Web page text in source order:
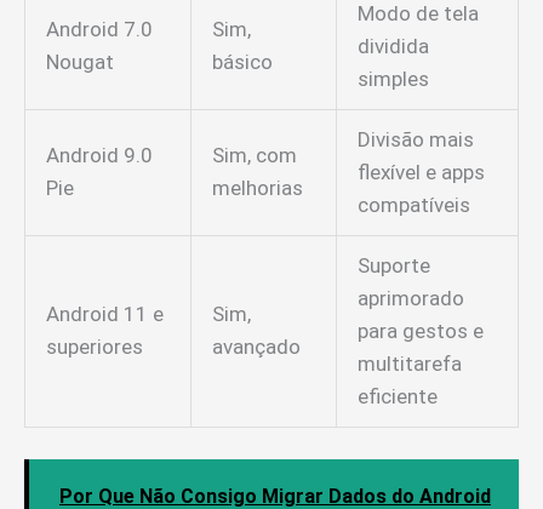
Android 7.0
Nougat
Sim,
básico
Modo de tela
dividida
simples
Android 9.0
Pie
Sim, com
melhorias
Divisão mais
flexível e apps
compatíveis
Android 11 e
superiores
Sim,
avançado
Suporte
aprimorado
para gestos e
multitarefa
eficiente
Por Que Não Consigo Migrar Dados do Android